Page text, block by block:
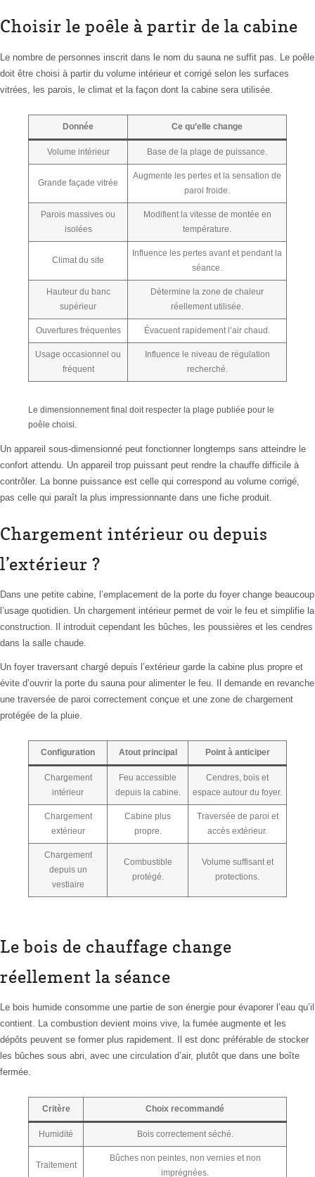
Choisir le poêle à partir de la cabine
Le nombre de personnes inscrit dans le nom du sauna ne suffit pas. Le poêle
doit être choisi à partir du volume intérieur et corrigé selon les surfaces
vitrées, les parois, le climat et la façon dont la cabine sera utilisée.
Donnée Ce qu’elle change
Volume intérieur Base de la plage de puissance.
Grande façade vitrée
Augmente les pertes et la sensation de
paroi froide.
Parois massives ou
isolées
Modifient la vitesse de montée en
température.
Climat du site
Influence les pertes avant et pendant la
séance.
Hauteur du banc
supérieur
Détermine la zone de chaleur
réellement utilisée.
Ouvertures fréquentes Évacuent rapidement l’air chaud.
Usage occasionnel ou
fréquent
Influence le niveau de régulation
recherché.
Le dimensionnement final doit respecter la plage publiée pour le
poêle choisi.
Un appareil sous-dimensionné peut fonctionner longtemps sans atteindre le
confort attendu. Un appareil trop puissant peut rendre la chauffe difficile à
contrôler. La bonne puissance est celle qui correspond au volume corrigé,
pas celle qui paraît la plus impressionnante dans une fiche produit.
Chargement intérieur ou depuis
l’extérieur ?
Dans une petite cabine, l’emplacement de la porte du foyer change beaucoup
l’usage quotidien. Un chargement intérieur permet de voir le feu et simplifie la
construction. Il introduit cependant les bûches, les poussières et les cendres
dans la salle chaude.
Un foyer traversant chargé depuis l’extérieur garde la cabine plus propre et
évite d’ouvrir la porte du sauna pour alimenter le feu. Il demande en revanche
une traversée de paroi correctement conçue et une zone de chargement
protégée de la pluie.
Configuration Atout principal Point à anticiper
Chargement
intérieur
Feu accessible
depuis la cabine.
Cendres, bois et
espace autour du foyer.
Chargement
extérieur
Cabine plus
propre.
Traversée de paroi et
accès extérieur.
Chargement
depuis un
vestiaire
Combustible
protégé.
Volume suffisant et
protections.
Le bois de chauffage change
réellement la séance
Le bois humide consomme une partie de son énergie pour évaporer l’eau qu’il
contient. La combustion devient moins vive, la fumée augmente et les
dépôts peuvent se former plus rapidement. Il est donc préférable de stocker
les bûches sous abri, avec une circulation d’air, plutôt que dans une boîte
fermée.
Critère Choix recommandé
Humidité Bois correctement séché.
Traitement
Bûches non peintes, non vernies et non
imprégnées.